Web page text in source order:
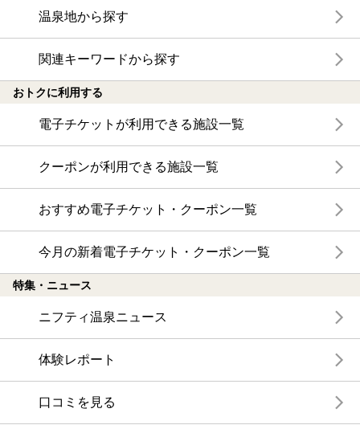
温泉地から探す
関連キーワードから探す
おトクに利用する
電子チケットが利用できる施設一覧
クーポンが利用できる施設一覧
おすすめ電子チケット・クーポン一覧
今月の新着電子チケット・クーポン一覧
特集・ニュース
ニフティ温泉ニュース
体験レポート
口コミを見る